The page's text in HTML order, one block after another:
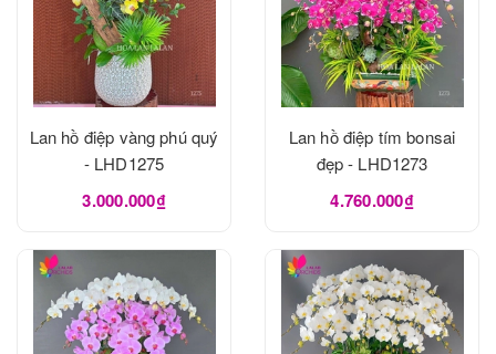
Lan hồ điệp vàng phú quý
- LHD1275
3.000.000₫
Lan hồ điệp tím bonsai
đẹp - LHD1273
4.760.000₫